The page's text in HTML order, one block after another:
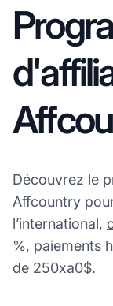
Découvrez le
Affcountry
l’international,
%, paiements
de 250xa0$.